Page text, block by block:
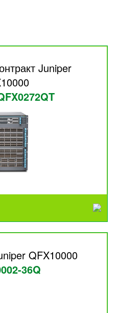
Juniper
QFX10000
36Q